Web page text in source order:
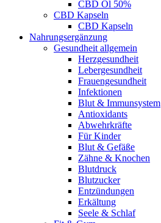
CBD Öl 50%
CBD Kapseln
CBD Kapseln
Nahrungsergänzung
Gesundheit allgemein
Herzgesundheit
Lebergesundheit
Frauengesundheit
Infektionen
Blut & Immunsystem
Antioxidants
Abwehrkräfte
Für Kinder
Blut & Gefäße
Zähne & Knochen
Blutdruck
Blutzucker
Entzündungen
Erkältung
Seele & Schlaf